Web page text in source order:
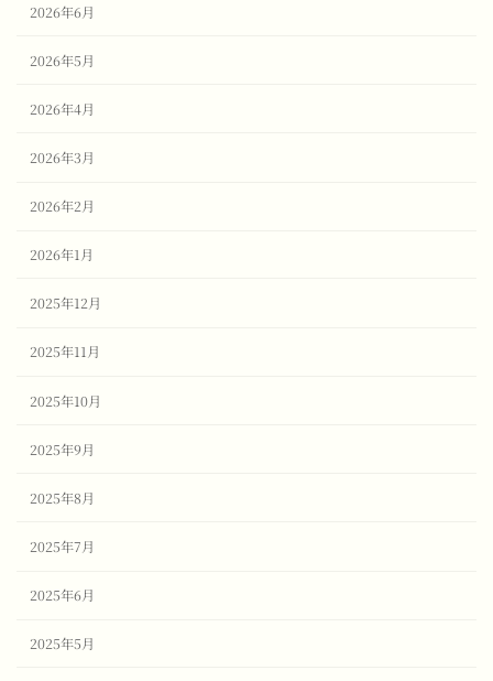
2026年6月
2026年5月
2026年4月
2026年3月
2026年2月
2026年1月
2025年12月
2025年11月
2025年10月
2025年9月
2025年8月
2025年7月
2025年6月
2025年5月